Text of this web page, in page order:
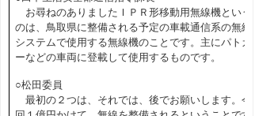
お尋ねのありましたＩＰＲ形移動用無線機という
のは、鳥取県に整備される予定の車載通信系の無線
システムで使用する無線機のことです。主にパトカ
ーなどの車両に登載して使用するものです。
○松田委員
最初の２つは、それでは、後でお願いします。今